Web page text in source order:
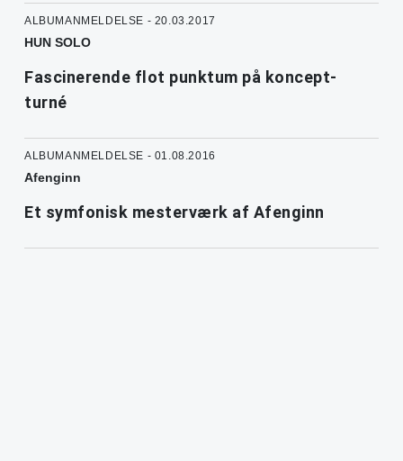
ALBUMANMELDELSE - 20.03.2017
HUN SOLO
Fascinerende flot punktum på koncept-
turné
ALBUMANMELDELSE - 01.08.2016
Afenginn
Et symfonisk mesterværk af Afenginn